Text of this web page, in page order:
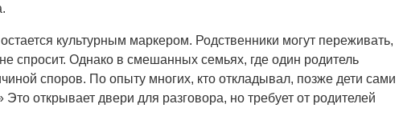
культурным маркером. Родственники могут переживать,
спросит. Однако в смешанных семьях, где один родитель
споров. По опыту многих, кто откладывал, позже дети сами
открывает двери для разговора, но требует от родителей